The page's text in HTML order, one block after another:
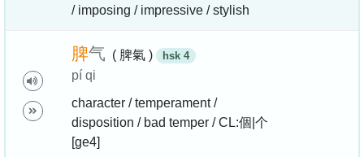
/ imposing / impressive / stylish
脾气 ( 脾氣 ) hsk 4
pí qi
character / temperament /
disposition / bad temper / CL:個|个
[ge4]